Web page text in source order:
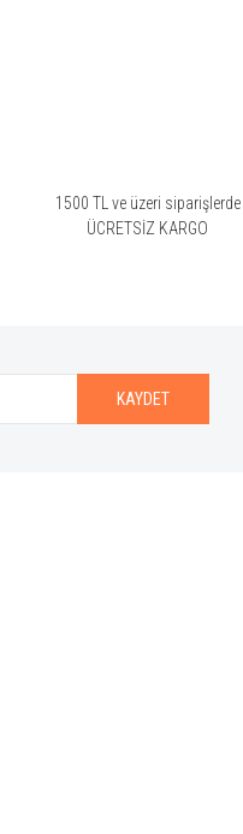
1500 TL ve üzeri siparişlerde
ÜCRETSİZ KARGO
KAYDET